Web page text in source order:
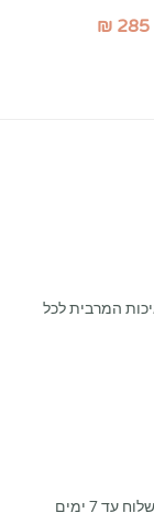
₪ 285
המרבית לכל
אנו מקבלים החזרות עבור מוצרים שנרכשו במשלוח עד 7 ימים